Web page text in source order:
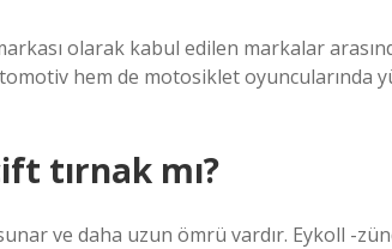
olarak kabul edilen markalar
hem de motosiklet oyuncularında
tırnak mı?
ve daha uzun ömrü vardır. Eykoll -